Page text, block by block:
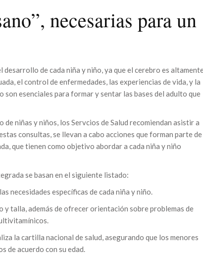
necesarias para un
de cada niña y niño, ya que el cerebro es
el control de enfermedades, las experiencias de vida, y la
esenciales para formar y sentar las bases del adulto que
niñas y niños, los Servcios de Salud recomiendan asistir a
consultas, se llevan a cabo acciones que forman parte de
que tienen como objetivo abordar a cada niña y niño
se basan en el siguiente listado:
específicas de cada niña y niño.
talla, además de ofrecer orientación sobre problemas de
la cartilla nacional de salud, asegurando que los menores
de acuerdo con su edad.